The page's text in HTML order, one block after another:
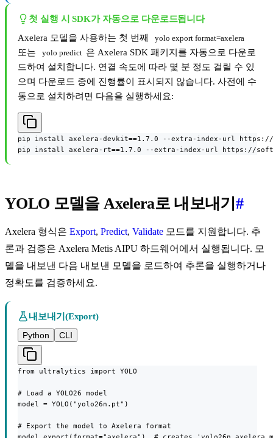
첫 실행 시 SDK가 자동으로 다운로드됩니다
Axelera 모델을 사용하는 첫 번째
yolo export format=axelera
또는 yolo predict 은 Axelera SDK 패키지를 자동으로 다운로
드하여 설치합니다. 연결 속도에 따라 몇 분 정도 걸릴 수 있
으며 다운로드 중에 진행률이 표시되지 않습니다. 사전에 수
동으로 설치하려면 다음을 실행하세요:
pip install axelera-devkit==1.7.0 --extra-index-url
pip install axelera-rt==1.7.0 --extra-index-url https://
YOLO 모델을 Axelera로 내보내기 #
Axelera 형식은 Export, Predict, Validate 모드를 지원합니다. 추
론과 검증은 Axelera Metis AIPU 하드웨어에서 실행됩니다. 모
델을 내보낸 다음 내보낸 모델을 로드하여 추론을 실행하거나
정확도를 검증하세요.
내보내기(Export)
Python
CLI
from ultralytics import YOLO
# Load a YOLO26 model
model = YOLO("yolo26n.pt")
# Export the model to Axelera format